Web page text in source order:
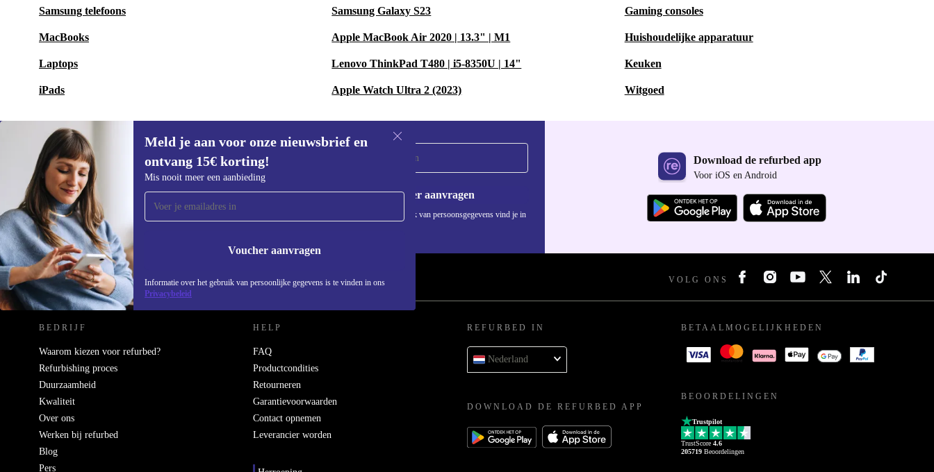
Samsung telefoons
MacBooks
Laptops
iPads
Samsung Galaxy S23
Apple MacBook Air 2020 | 13.3" | M1
Lenovo ThinkPad T480 | i5-8350U | 14"
Apple Watch Ultra 2 (2023)
Gaming consoles
Huishoudelijke apparatuur
Keuken
Witgoed
Meld je aan voor onze nieuwsbrief en
ontvang 15€ korting!
Mis nooit meer een aanbieding
Voucher aanvragen
Informatie over het gebruik van persoonlijke gegevens is te vinden in ons
Privacybeleid
Meld je aan voor onze nieuwsbrief en
ontvang €15 korting!
Mis nooit meer een aanbieding.
Voucher aanvragen
Informatie over het gebruik van persoonsgegevens vind je in
Download de refurbed app
Voor iOS en Android
REFURBED NEDERLAND - RETHINK NEW. VOLG ONS
BEDRIJF
Waarom kiezen voor refurbed?
Refurbishing proces
Duurzaamheid
Kwaliteit
Over ons
Werken bij refurbed
Blog
Pers
HELP
FAQ
Productcondities
Retourneren
Garantievoorwaarden
Contact opnemen
Leverancier worden
REFURBED IN
Nederland
DOWNLOAD DE REFURBED APP
BETAALMOGELIJKHEDEN
BEOORDELINGEN
Trustpilot
TrustScore 4.6
205719 Beoordelingen